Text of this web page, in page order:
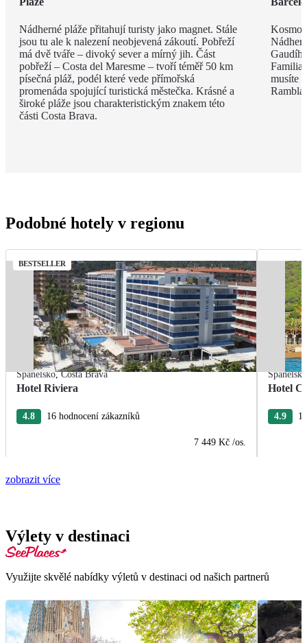
Nádherné pláže přitahují turisty jako magnet. Stále
jsou tu ale k nalezení neobjevená zákoutí. Pobřeží
má dvě tváře – divoký sever a mírný jih. Část
pobřeží – Costa del Maresme – tvoří téměř 50 km
písečná pláž, podél které vede přímořská
promenáda spojující turistická městečka. Krásné a
široké pláže jsou charakteristickým znakem této
části Costa Brava.
Familia
musíte
Podobné hotely v regionu
BESTSELLER
Španělsko,Costa Brava
Hotel Riviera
4.8 16 hodnocení zákazníků
7 449 Kč /os.
Španělsko
Hotel
4.9
zobrazit více
Výlety v destinaci
Využijte skvělé nabídky výletů v destinaci od našich partnerů